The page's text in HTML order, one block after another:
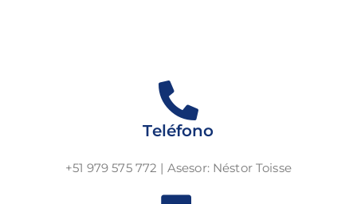
Teléfono
+51 979 575 772 | Asesor: Néstor Toisse